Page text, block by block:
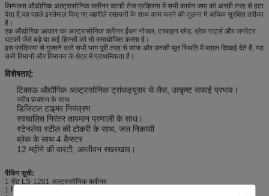
लिम्पलस औद्योगिक अल्ट्रासोनिक क्लीनर काफी तेज प्रक्रिया में सभी कार्बन जमा को अच्छी तरह से हटा
देता है;यह पहले इस्तेमाल किए गए जहरीले रसायनों के साथ काम करने की तुलना में अधिक सुरक्षित तरीका
है।
एक औद्योगिक आकार का अल्ट्रासोनिक क्लीनर ईंधन नोजल, टरबाइन ब्लेड, ब्रेक पार्ट्स और जनरेटर
घटकों जैसे बड़े या कई हिस्सों को भी समायोजित करता है।
इस प्रक्रिया से गुजरने वाले सभी भाग पूरी तरह से साफ और उनकी मूल स्थिति में बहाल दिखाई देते हैं, यह
सभी विमानों और विमानन के क्षेत्र में प्राथमिकता है।
विशेषताएं:
टिकाऊ औद्योगिक अल्ट्रासोनिक ट्रांसड्यूसर से लैस, उत्कृष्ट सफाई प्रभाव।
स्वीप फ़ंक्शन के साथ
डिजिटल टाइमर नियंत्रण
स्वचालित निरंतर तापमान प्रणाली के साथ।
स्टेनलेस स्टील की टोकरी के साथ, जल निकासी
ब्रेक के साथ 4 कैस्टर
12 महीने की वारंटी, आजीवन रखरखाव।
पैकिंग सूची:
1 सेट LS-1201 अल्ट्रासोनिक क्लीनर
1 निर्देश मैनुअल